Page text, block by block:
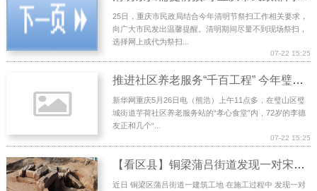
25日，重庆市民政局结合今年清明节祭扫工作相关要求，
向广大市民发出温馨提醒。清明期间尽量不到现场祭扫，
选择网上或代为祭扫...
07-22 15:25
推进社区养老服务“千百工程” 今年璧山将再添2个“孝心食堂”
新华网重庆5月26日电（熊浩）上午11点多，在璧山区璧
城街道芋荷社区养老服务站的“孝心食堂”内，72岁的李德
友正和几个“...
07-22 15:25
【看区县】铜梁蒲吕街道发现一对宋代合葬墓
近日 铜梁区蒲吕街道一建筑工地 在施工过程中 发现一对